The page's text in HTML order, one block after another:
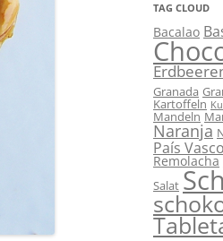
TAG CLOUD
Bacalao
Granada
Kartoffeln
Mandeln
Naranja
País Vasco
Remolacha
Salat